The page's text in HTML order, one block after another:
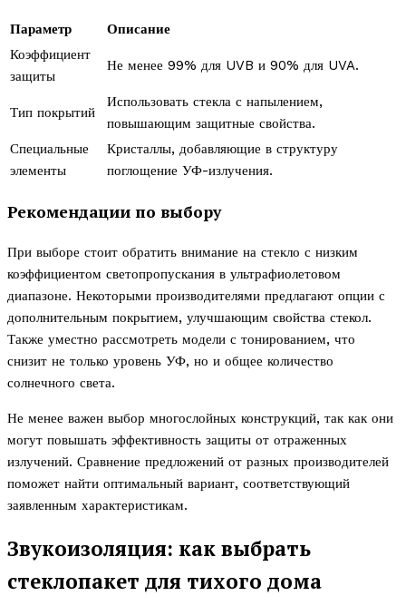
Параметр
Описание
Коэффициент
защиты
Не менее 99% для UVB и 90% для UVA.
Тип покрытий
Использовать стекла с напылением,
повышающим защитные свойства.
Специальные
элементы
Кристаллы, добавляющие в структуру
поглощение УФ-излучения.
Рекомендации по выбору
При выборе стоит обратить внимание на стекло с низким
коэффициентом светопропускания в ультрафиолетовом
диапазоне. Некоторыми производителями предлагают опции с
дополнительным покрытием, улучшающим свойства стекол.
Также уместно рассмотреть модели с тонированием, что
снизит не только уровень УФ, но и общее количество
солнечного света.
Не менее важен выбор многослойных конструкций, так как они
могут повышать эффективность защиты от отраженных
излучений. Сравнение предложений от разных производителей
поможет найти оптимальный вариант, соответствующий
заявленным характеристикам.
Звукоизоляция: как выбрать
стеклопакет для тихого дома